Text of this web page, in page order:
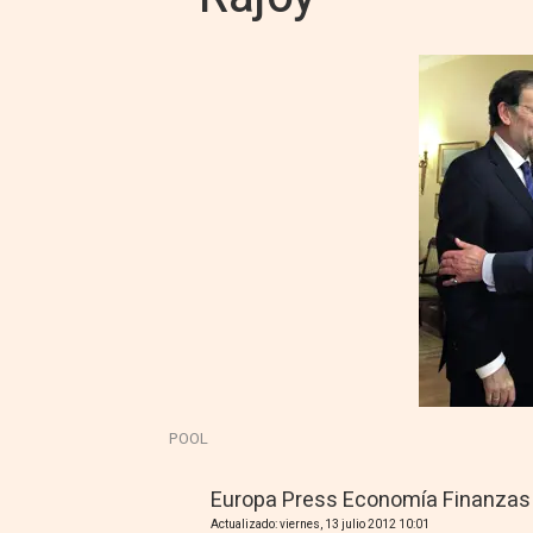
POOL
Europa Press Economía Finanzas
Actualizado: viernes, 13 julio 2012 10:01